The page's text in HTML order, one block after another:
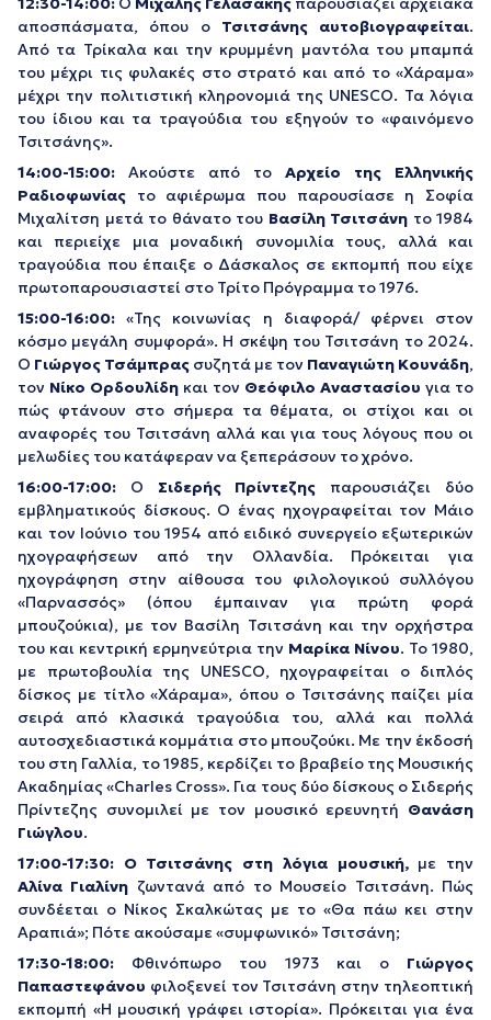
αποσπάσματα, όπου ο Τσιτσάνης αυτοβιογραφείται.
Aπό τα Τρίκαλα και την κρυμμένη μαντόλα του μπαμπά
του μέχρι τις φυλακές στο στρατό και από το «Χάραμα»
μέχρι την πολιτιστική κληρονομιά της UNESCO. Τα λόγια
του ίδιου και τα τραγούδια του εξηγούν το «φαινόμενο
Τσιτσάνης».
14:00-15:00: Ακούστε από το Αρχείο της Ελληνικής
Ραδιοφωνίας το αφιέρωμα που παρουσίασε η Σοφία
Μιχαλίτση μετά το θάνατο του Βασίλη Τσιτσάνη το 1984
και περιείχε μια μοναδική συνομιλία τους, αλλά και
τραγούδια που έπαιξε ο Δάσκαλος σε εκπομπή που είχε
πρωτοπαρουσιαστεί στο Τρίτο Πρόγραμμα το 1976.
15:00-16:00: «Της κοινωνίας η διαφορά/ φέρνει στον
κόσμο μεγάλη συμφορά». Η σκέψη του Τσιτσάνη το 2024.
Ο Γιώργος Τσάμπρας συζητά με τον Παναγιώτη Κουνάδη,
τον Νίκο Ορδουλίδη και τον Θεόφιλο Αναστασίου για το
πώς φτάνουν στο σήμερα τα θέματα, οι στίχοι και οι
αναφορές του Τσιτσάνη αλλά και για τους λόγους που οι
μελωδίες του κατάφεραν να ξεπεράσουν το χρόνο.
16:00-17:00: Ο Σιδερής Πρίντεζης παρουσιάζει δύο
εμβληματικούς δίσκους. Ο ένας ηχογραφείται τον Μάιο
και τον Ιούνιο του 1954 από ειδικό συνεργείο εξωτερικών
ηχογραφήσεων από την Ολλανδία. Πρόκειται για
ηχογράφηση στην αίθουσα του φιλολογικού συλλόγου
«Παρνασσός» (όπου έμπαιναν για πρώτη φορά
μπουζούκια), με τον Βασίλη Τσιτσάνη και την ορχήστρα
του και κεντρική ερμηνεύτρια την Μαρίκα Νίνου. Το 1980,
με πρωτοβουλία της UNESCO, ηχογραφείται ο διπλός
δίσκος με τίτλο «Χάραμα», όπου ο Τσιτσάνης παίζει μία
σειρά από κλασικά τραγούδια του, αλλά και πολλά
αυτοσχεδιαστικά κομμάτια στο μπουζούκι. Με την έκδοσή
του στη Γαλλία, το 1985, κερδίζει το βραβείο της Μουσικής
Ακαδημίας «Charles Cross». Για τους δύο δίσκους ο Σιδερής
Πρίντεζης συνομιλεί με τον μουσικό ερευνητή Θανάση
Γιώγλου.
17:00-17:30: Ο Τσιτσάνης στη λόγια μουσική, με την
Αλίνα Γιαλίνη ζωντανά από το Μουσείο Τσιτσάνη. Πώς
συνδέεται ο Νίκος Σκαλκώτας με το «Θα πάω κει στην
Αραπιά»; Πότε ακούσαμε «συμφωνικό» Τσιτσάνη;
17:30-18:00: Φθινόπωρο του 1973 και ο Γιώργος
Παπαστεφάνου φιλοξενεί τον Τσιτσάνη στην τηλεοπτική
εκπομπή «Η μουσική γράφει ιστορία». Πρόκειται για ένα